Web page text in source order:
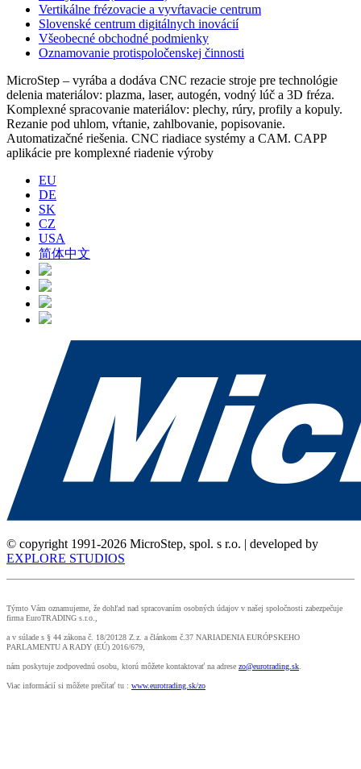
Vertikálne frézovacie a vyvŕtavacie centrum
Slovenské centrum digitálnych inovácií
Všeobecné obchodné podmienky
Oznamovanie protispoločenskej činnosti
MicroStep – vyrába a dodáva CNC rezacie stroje pre technológie
delenia materiálov: plazma, laser, autogén, vodný lúč a 3D fréza.
Komplexné spracovanie materiálov: plechy, rúry, profily a kopuly.
Rezanie pod uhlom, vŕtanie, zahlbovanie, popisovanie.
Automatizačné riešenia. CNC riadiace systémy a CAM. CAPP
aplikácie pre komplexné riadenie výroby
EU
DE
SK
CZ
USA
简体中文
© copyright 1991-2026 MicroStep, spol. s r.o. | developed by
EXPLORE STUDIOS
Týmto Vám oznamujeme, že dohľad nad spracovaním osobných údajov v našej spoločnosti zabezpečuje
firma EuroTRADING s.r.o.,
a v súlade s § 44 zákona č. 18/20128 Z.z. a článkom č.37 NARIADENIA EURÓPSKEHO
PARLAMENTU A RADY (EÚ) 2016/679,
nám poskytuje zodpovednú osobu, ktorú môžete kontaktovať na adrese zo@eurotrading.sk
Viac informácií si môžete prečítať tu : www.eurotrading.sk/zo